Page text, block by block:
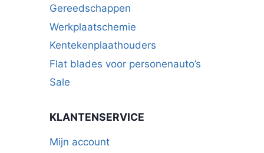
Gereedschappen
Werkplaatschemie
Kentekenplaathouders
Flat blades voor personenauto’s
Sale
KLANTENSERVICE
Mijn account